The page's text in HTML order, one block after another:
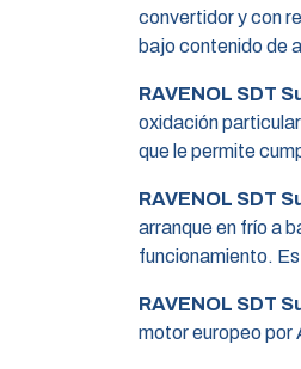
convertidor y con
bajo contenido de
RAVENOL SDT
oxidación
que le permite
RAVENOL SDT
arranque en frío a
funcionamiento.
RAVENOL SDT
motor europeo